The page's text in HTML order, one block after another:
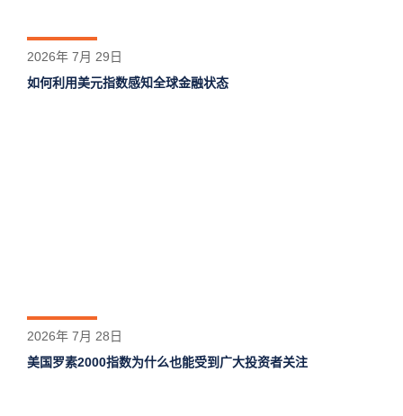
2026年 7月 29日
如何利用美元指数感知全球金融状态
2026年 7月 28日
美国罗素2000指数为什么也能受到广大投资者关注